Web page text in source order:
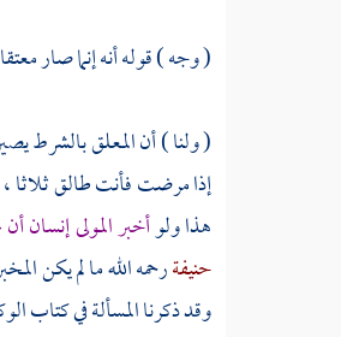
( وجه ) قوله أنه إنما صار
( ولنا ) أن المعلق بالشرط
إذا مرضت فأنت طالق ثلاثا ،
هذا ولوأخبر المولى إنسان
حنيفةرحمه الله ما لم يكن
وقد ذكرنا المسألة في كتاب